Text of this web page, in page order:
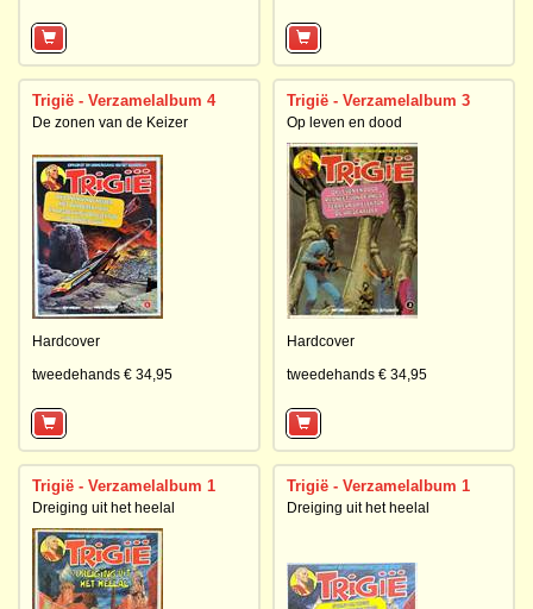
Trigië - Verzamelalbum 4
De zonen van de Keizer
Hardcover
tweedehands € 34,95
Trigië - Verzamelalbum 3
Op leven en dood
Hardcover
tweedehands € 34,95
Trigië - Verzamelalbum 1
Dreiging uit het heelal
Trigië - Verzamelalbum 1
Dreiging uit het heelal